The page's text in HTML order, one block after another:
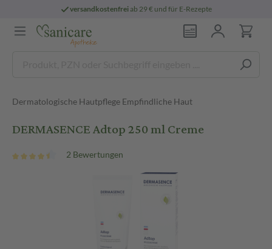
versandkostenfreiab 29 € und für E-Rezepte
Dermatologische Hautpflege Empfindliche Haut
DERMASENCE Adtop 250 ml Creme
2 Bewertungen